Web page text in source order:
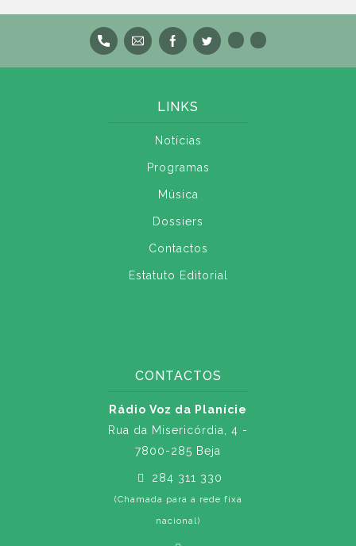
LINKS
Notícias
Programas
Música
Dossiers
Contactos
Estatuto Editorial
CONTACTOS
Rádio Voz da Planície
Rua da Misericórdia, 4 -
7800-285 Beja
284 311 330
(Chamada para a rede fixa
nacional)